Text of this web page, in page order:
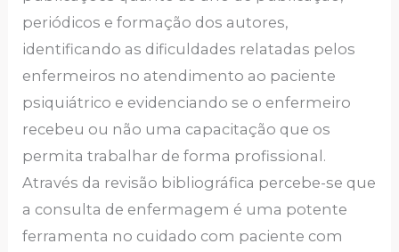
periódicos e formação dos autores,
identificando as dificuldades relatadas pelos
enfermeiros no atendimento ao paciente
psiquiátrico e evidenciando se o enfermeiro
recebeu ou não uma capacitação que os
permita trabalhar de forma profissional.
Através da revisão bibliográfica percebe-se que
a consulta de enfermagem é uma potente
ferramenta no cuidado com paciente com